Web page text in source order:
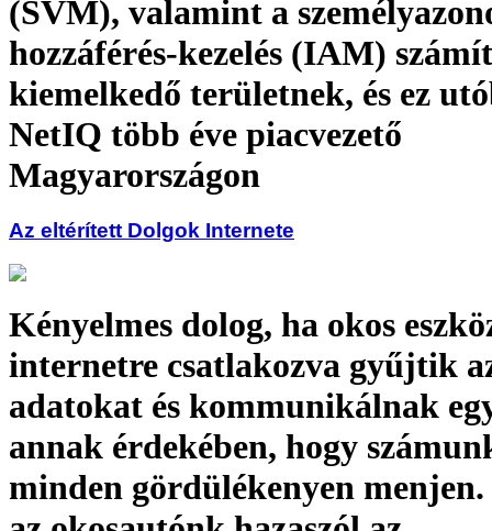
(SVM), valamint a
hozzáférés-kezelés (IAM) számít
kiemelkedő területnek, és ez
NetIQ több éve piacvezető
Magyarországon
Az eltérített Dolgok Internete
Kényelmes dolog, ha okos
internetre csatlakozva gyűjtik
adatokat és kommunikálnak
annak érdekében, hogy
minden gördülékenyen